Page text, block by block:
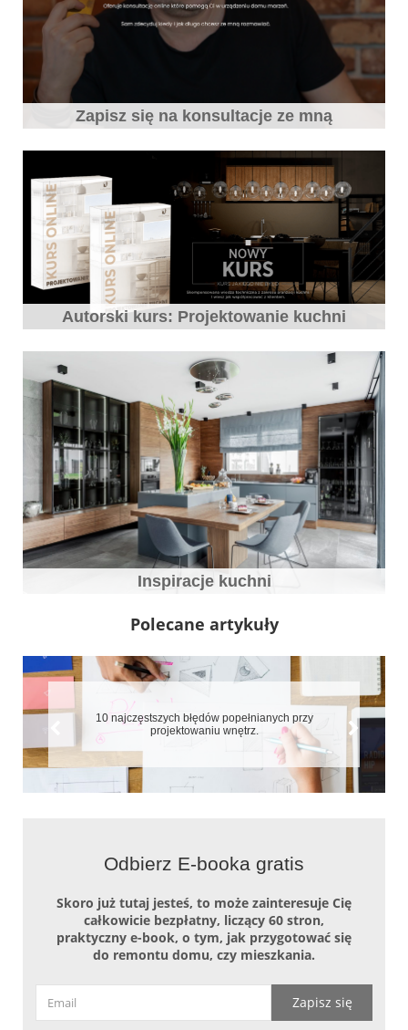
Zapisz się na konsultacje ze mną
Autorski kurs: Projektowanie kuchni
Inspiracje kuchni
Polecane artykuły
7 błędów które zepsują aranżację małych mieszkań
Odbierz E-booka gratis
Skoro już tutaj jesteś, to może zainteresuje Cię
całkowicie bezpłatny, liczący 60 stron,
praktyczny e-book, o tym, jak przygotować się
do remontu domu, czy mieszkania.
Zapisz się